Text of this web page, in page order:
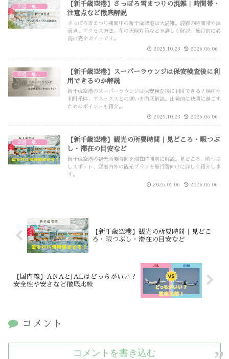
【新千歳空港】さっぽろ雪まつりの混雑｜時間帯・
注意点など徹底解説
さっぽろ雪まつり期間中の新千歳空港は大混雑。混雑の時間帯や注
意点、アクセス方法、冬の天候対策などを詳しく解説。旅行前に必
読の完全ガイドです。
2025.10.23 2026.06.06
【新千歳空港】スーパーラウンジは保安検査後に利
用できるのか解説
新千歳空港のスーパーラウンジは保安検査後に利用できる？場所や
利用条件、アネックスとの違いを徹底解説。出発前に快適に過ごす
ためのポイントも紹介。
2025.10.23 2026.06.06
【新千歳空港】観光の所要時間｜見どころ・暇つぶ
し・滞在の目安など
新千歳空港の観光所要時間を滞在時間別に解説。見どころ、暇つぶ
しスポット、空港内外の観光プランを旅行客向けに詳しく紹介しま
す。
2026.01.06 2026.06.06
【新千歳空港】観光の所要時間｜見どこ
ろ・暇つぶし・滞在の目安など
【国内線】ANAとJALはどっちがいい？
安全性や安さなど徹底比較
コメント
コメントを書き込む